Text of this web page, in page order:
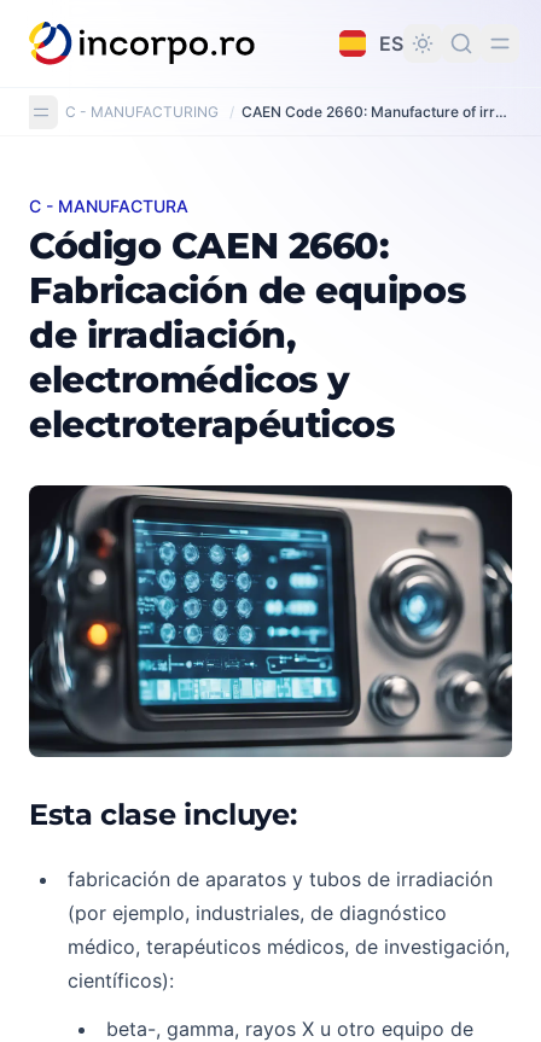
principal
ES
C - MANUFACTURING / CAEN Code 2660: Manufacture of irradiation, electromedical and electrotherapeutic equipment
Código CAEN 2660: Fabricación de equipos de
C - MANUFACTURA
Código CAEN 2660:
Fabricación de equipos
de irradiación,
electromédicos y
electroterapéuticos
Esta clase incluye:
fabricación de aparatos y tubos de irradiación
(por ejemplo, industriales, de diagnóstico
médico, terapéuticos médicos, de investigación,
científicos):
beta-, gamma, rayos X u otro equipo de